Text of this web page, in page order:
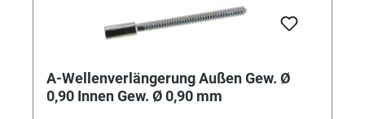
A-Wellenverlängerung Außen Gew. Ø
0,90 Innen Gew. Ø 0,90 mm